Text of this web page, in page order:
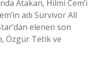
Atakan, Hilmi Cem’i
adı Survivor All
elenen son
Özgür Tetik ve